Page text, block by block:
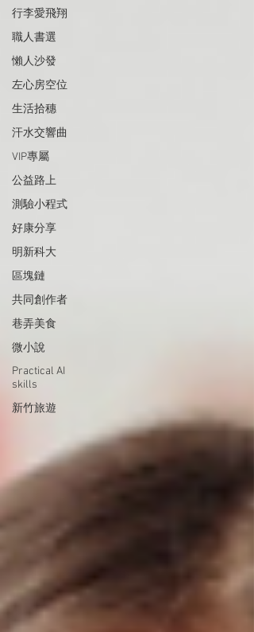
行李愛飛翔
職人書選
懶人沙發
左心房空位
生活拾穗
汗水交響曲
VIP專屬
公益路上
測驗小程式
好康分享
明新科大
區塊鏈
共同創作者
巷弄美食
微小說
Practical AI
skills
新竹旅遊